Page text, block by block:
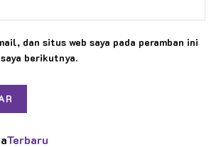
dan situs web saya pada peramban ini
berikutnya.
Terbaru